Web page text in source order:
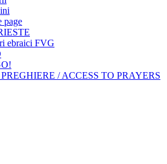
page
ebraici FVG
/ ACCESS TO PRAYERS